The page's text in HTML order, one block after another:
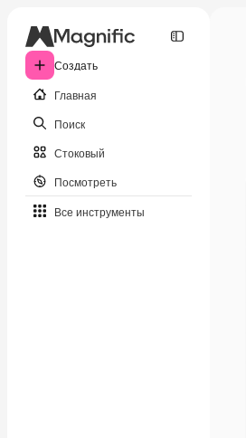
Создать
Главная
Поиск
Стоковый
Посмотреть
Все инструменты